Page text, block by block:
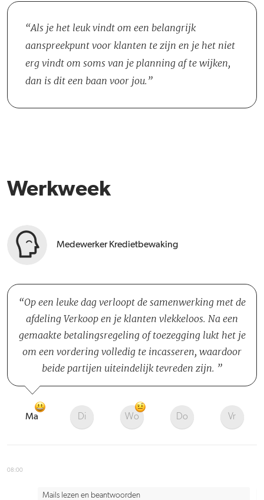
Masterdata beheren en twee Medewerkers Kredietbewaking.
Als je het leuk vindt om een belangrijk
aanspreekpunt voor klanten te zijn en je het niet
erg vindt om soms van je planning af te wijken,
dan is dit een baan voor jou.
Werkweek
Medewerker Kredietbewaking
Op een leuke dag verloopt de samenwerking met de
afdeling Verkoop en je klanten vlekkeloos. Na een
gemaakte betalingsregeling of toezegging lukt het je
om een vordering volledig te incasseren, waardoor
beide partijen uiteindelijk tevreden zijn.
Ma Di Wo Do Vr
08:00
Mails lezen en beantwoorden